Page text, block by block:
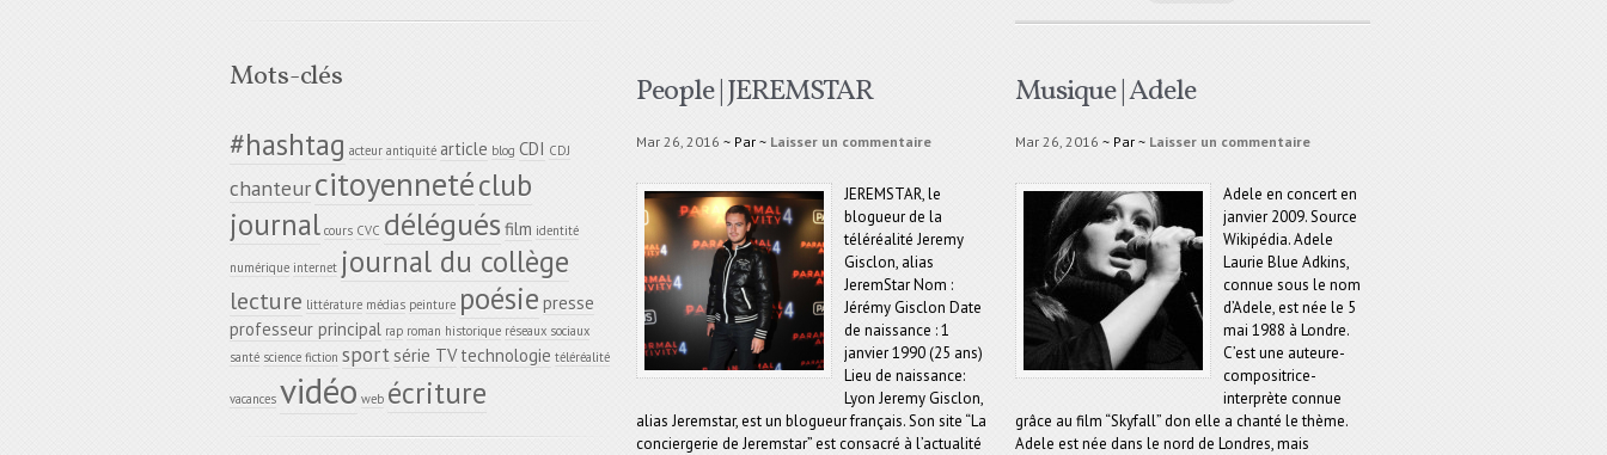
People | JEREMSTAR
Mar 26, 2016 ~ Par ~ Laisser un commentaire
JEREMSTAR, le
blogueur de la
téléréalité Jeremy
Gisclon, alias
JeremStar Nom :
Jérémy Gisclon Date
de naissance : 1
janvier 1990 (25 ans)
Lieu de naissance:
Lyon Jeremy Gisclon,
alias Jeremstar, est un blogueur français. Son site “La
conciergerie de Jeremstar” est consacré à l’actualité
Musique | Adele
Mar 26, 2016 ~ Par ~ Laisser un commentaire
Adele en concert en
janvier 2009. Source
Wikipédia. Adele
Laurie Blue Adkins,
connue sous le nom
d’Adele, est née le 5
mai 1988 à Londre.
C’est une auteure-
compositrice-
interprète connue
grâce au film “Skyfall” don elle a chanté le thème.
Adele est née dans le nord de Londres, mais
Mots-clés
#hashtag acteur antiquité article blog CDI CDJ
chanteurcitoyennetéclub
journal cours CVC délégués film identité
numérique internet journal du collège
lecture littérature médias peinture poésie presse
professeur principal rap roman historique réseaux sociaux
santé science fiction sportsérie TV technologie téléréalité
vacances vidéo web écriture